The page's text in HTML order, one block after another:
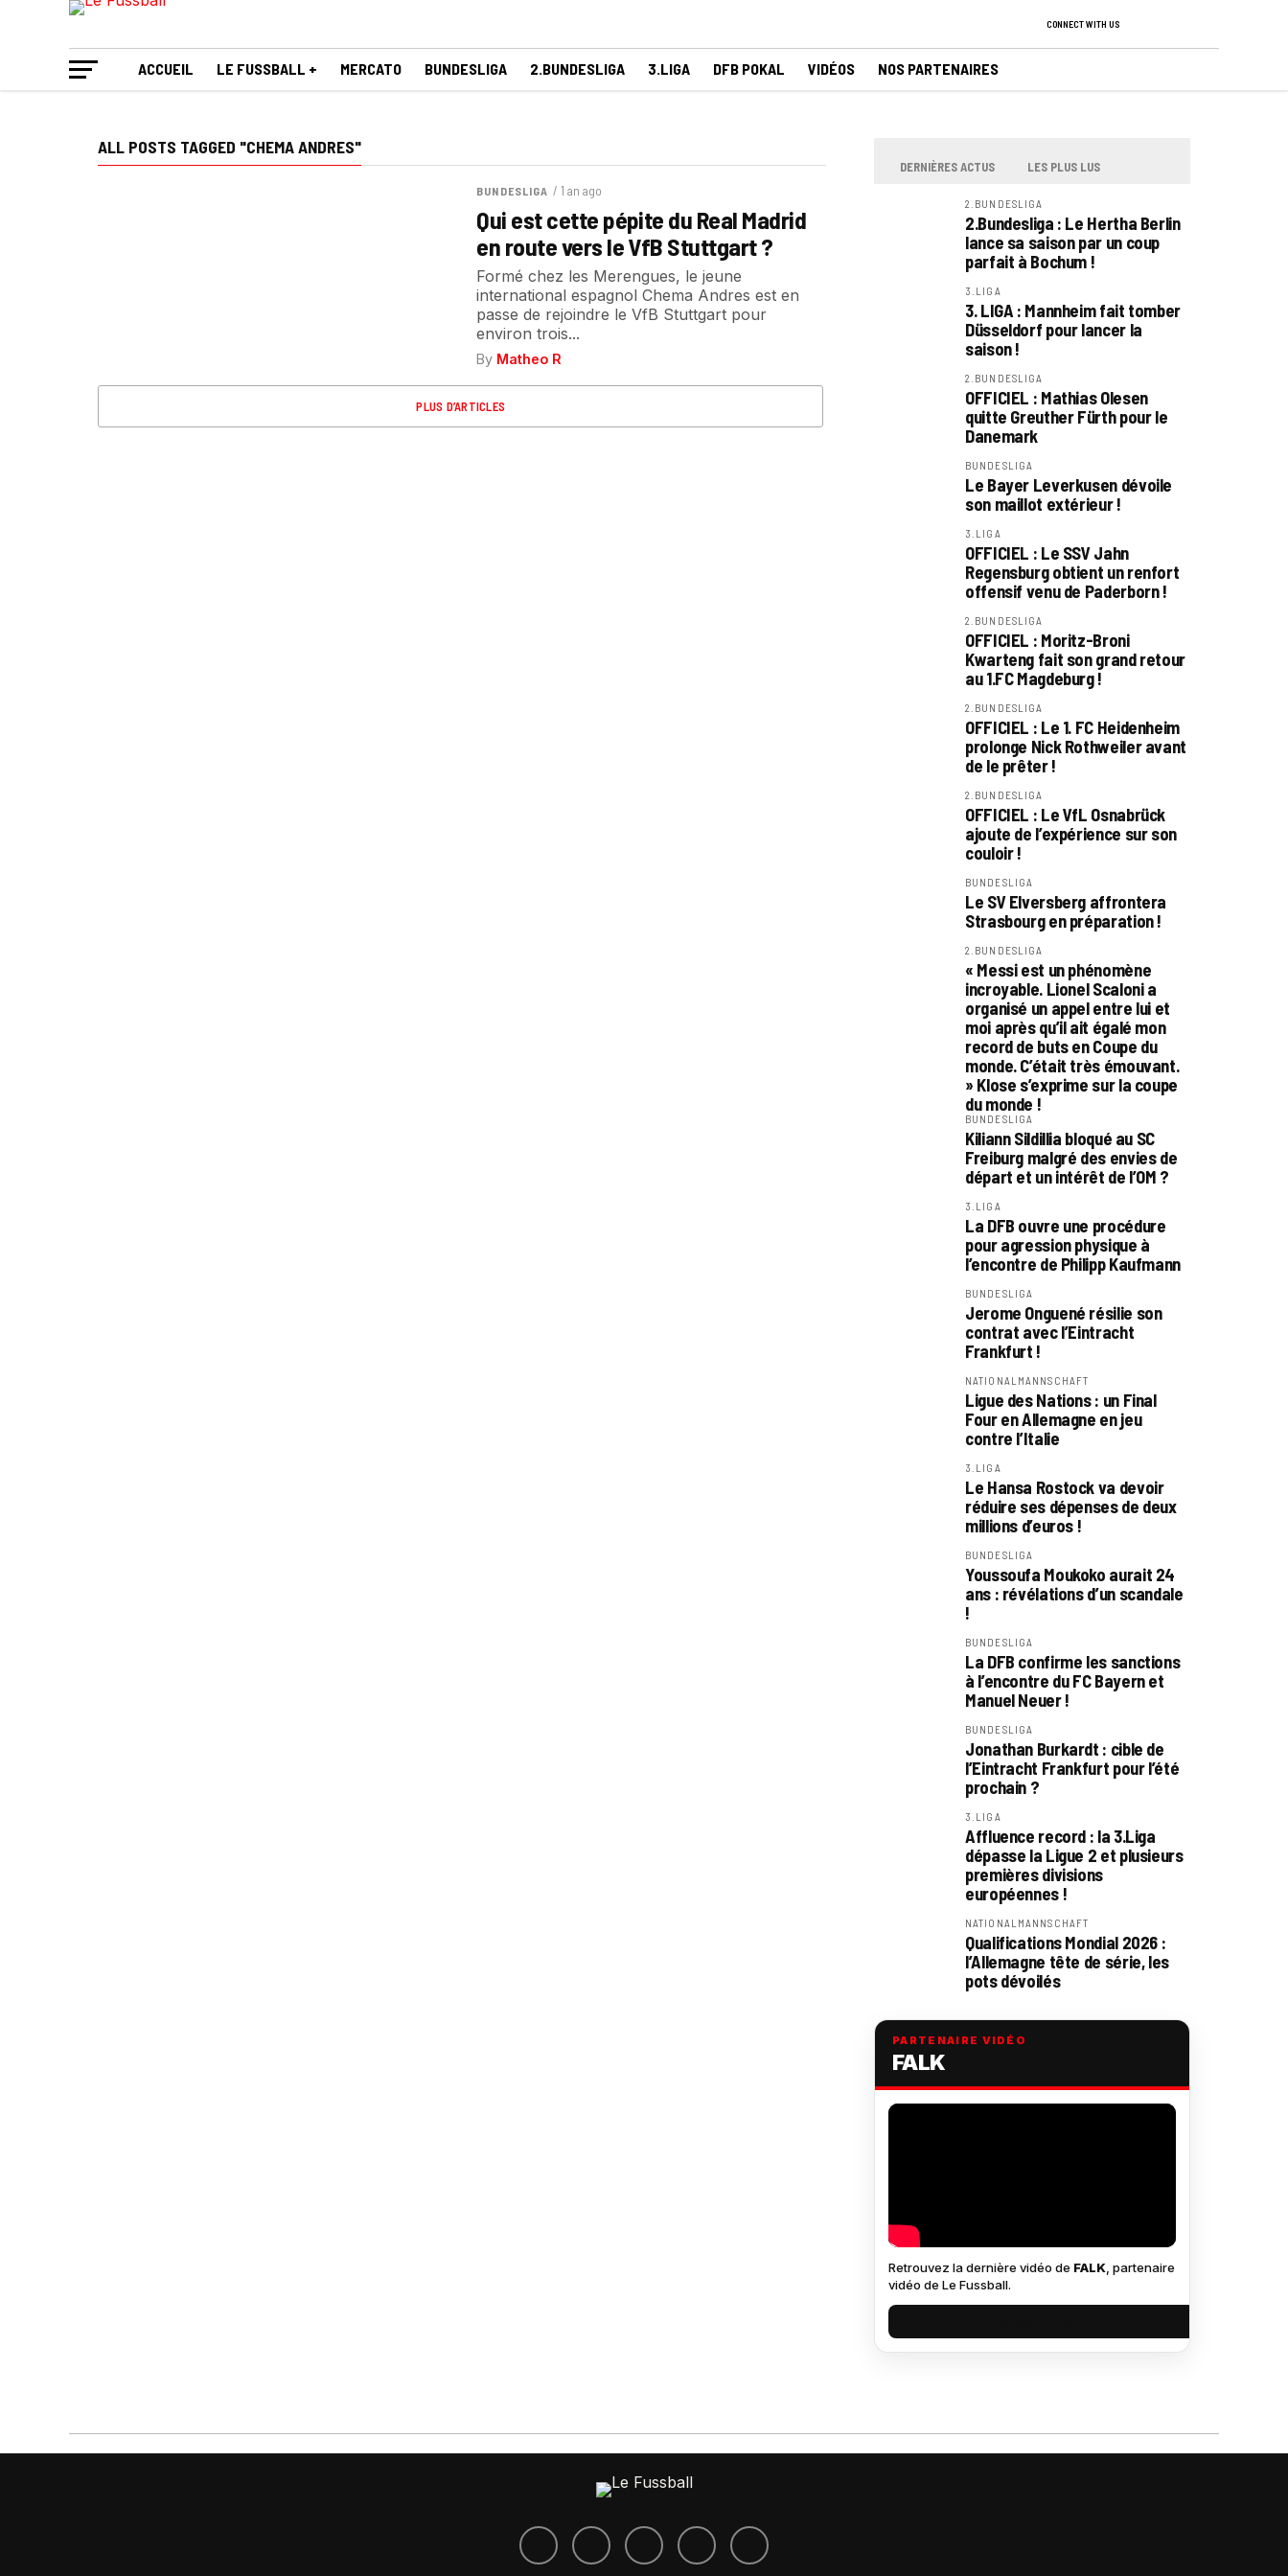
CONNECT WITH US
ACCUEIL LE FUSSBALL + MERCATO BUNDESLIGA 2.BUNDESLIGA 3.LIGA DFB POKAL VIDÉOS NOS PARTENAIRES
ALL POSTS TAGGED "CHEMA ANDRES"
BUNDESLIGA / 1 an ago
Qui est cette pépite du Real Madrid
en route vers le VfB Stuttgart ?
Formé chez les Merengues, le jeune
international espagnol Chema Andres est en
passe de rejoindre le VfB Stuttgart pour
environ trois...
By Matheo R
PLUS D’ARTICLES
DERNIÈRES ACTUS LES PLUS LUS
2.BUNDESLIGA
2.Bundesliga : Le Hertha Berlin
lance sa saison par un coup
parfait à Bochum !
3.LIGA
3. LIGA : Mannheim fait tomber
Düsseldorf pour lancer la
saison !
2.BUNDESLIGA
OFFICIEL : Mathias Olesen
quitte Greuther Fürth pour le
Danemark
BUNDESLIGA
Le Bayer Leverkusen dévoile
son maillot extérieur !
3.LIGA
OFFICIEL : Le SSV Jahn
Regensburg obtient un renfort
offensif venu de Paderborn !
2.BUNDESLIGA
OFFICIEL : Moritz-Broni
Kwarteng fait son grand retour
au 1.FC Magdeburg !
2.BUNDESLIGA
OFFICIEL : Le 1. FC Heidenheim
prolonge Nick Rothweiler avant
de le prêter !
2.BUNDESLIGA
OFFICIEL : Le VfL Osnabrück
ajoute de l’expérience sur son
couloir !
BUNDESLIGA
Le SV Elversberg affrontera
Strasbourg en préparation !
2.BUNDESLIGA
« Messi est un phénomène
incroyable. Lionel Scaloni a
organisé un appel entre lui et
moi après qu’il ait égalé mon
record de buts en Coupe du
monde. C’était très émouvant.
» Klose s’exprime sur la coupe
du monde !
BUNDESLIGA
Kiliann Sildillia bloqué au SC
Freiburg malgré des envies de
départ et un intérêt de l’OM ?
3.LIGA
La DFB ouvre une procédure
pour agression physique à
l’encontre de Philipp Kaufmann
BUNDESLIGA
Jerome Onguené résilie son
contrat avec l’Eintracht
Frankfurt !
NATIONALMANNSCHAFT
Ligue des Nations : un Final
Four en Allemagne en jeu
contre l’Italie
3.LIGA
Le Hansa Rostock va devoir
réduire ses dépenses de deux
millions d’euros !
BUNDESLIGA
Youssoufa Moukoko aurait 24
ans : révélations d’un scandale
!
BUNDESLIGA
La DFB confirme les sanctions
à l’encontre du FC Bayern et
Manuel Neuer !
BUNDESLIGA
Jonathan Burkardt : cible de
l’Eintracht Frankfurt pour l’été
prochain ?
3.LIGA
Affluence record : la 3.Liga
dépasse la Ligue 2 et plusieurs
premières divisions
européennes !
NATIONALMANNSCHAFT
Qualifications Mondial 2026 :
l’Allemagne tête de série, les
pots dévoilés
PARTENAIRE VIDÉO
FALK
Retrouvez la dernière vidéo de FALK , partenaire
vidéo de Le Fussball.